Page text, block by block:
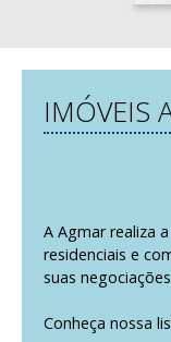
IMÓVEIS
A Agmar realiza
residenciais e
suas
Conheça nossa